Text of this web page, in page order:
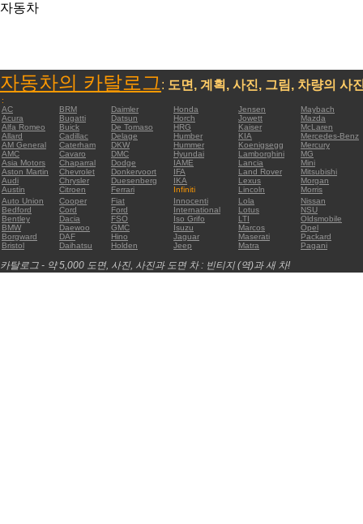
자동차
자동차의 카탈로그: 도면, 계획, 사진, 그림, 차량의 사
:
AC
BRM Daimler Honda Jensen
Maybach
Acura
Bugatti Datsun Horch Jowett
Mazda
Alfa Romeo
Buick De Tomaso HRG Kaiser
McLaren
Allard
Cadillac Delage Humber KIA
Mercedes-Benz
AM General
Caterham DKW Hummer Koenigsegg
Mercury
AMC
Cavaro DMC Hyundai Lamborghini
MG
Asia Motors
Chaparral Dodge IAME Lancia
Mini
Aston Martin
Chevrolet Donkervoort IFA Land Rover
Mitsubishi
Audi
Chrysler Duesenberg IKA Lexus
Morgan
Austin
Citroen Ferrari Infiniti Lincoln
Morris
Auto Union
Cooper Fiat Innocenti Lola
Nissan
Bedford
Cord Ford International Lotus
NSU
Bentley
Dacia FSO Iso Grifo LTI
Oldsmobile
BMW
Daewoo GMC Isuzu Marcos
Opel
Borgward
DAF Hino Jaguar Maserati
Packard
Bristol
Daihatsu Holden Jeep Matra Pagani
카탈로그 - 약 5,000 도면, 사진, 사진과 도면 차 : 빈티지 (역)과 새 차!